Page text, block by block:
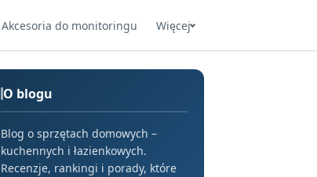
Akcesoria do monitoringu Więcej
O blogu
Blog o sprzętach domowych –
kuchennych i łazienkowych.
Recenzje, rankingi i porady, które